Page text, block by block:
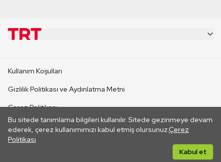
Bu sitede tanımlama bilgileri kullanılır. Sitede gezinmeye devam
ederek, çerez kullanımımızı kabul etmiş olursunuz.Çerez
Politikası
Kabul et
CANLI YAYINLAR
Kullanım Koşulları
Gizlilik Politikası ve Aydınlatma Metni
Çerez Politikası
İletişim
Her hakkı saklıdır. ©2026 TRT. Bağlantı yoluyla gidilen dış